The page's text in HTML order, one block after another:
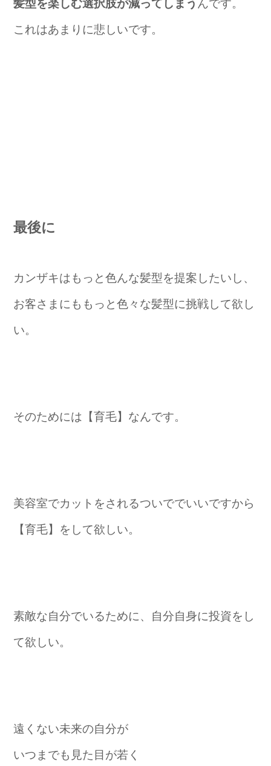
髪型を楽しむ選択肢が減ってしまう んです。
これはあまりに悲しいです。
最後に
カンザキはもっと色んな髪型を提案したいし、
お客さまにももっと色々な髪型に挑戦して欲し
い。
そのためには【育毛】なんです。
美容室でカットをされるついででいいですから
【育毛】をして欲しい。
素敵な自分でいるために、自分自身に投資をし
て欲しい。
遠くない未来の自分が
いつまでも見た目が若く